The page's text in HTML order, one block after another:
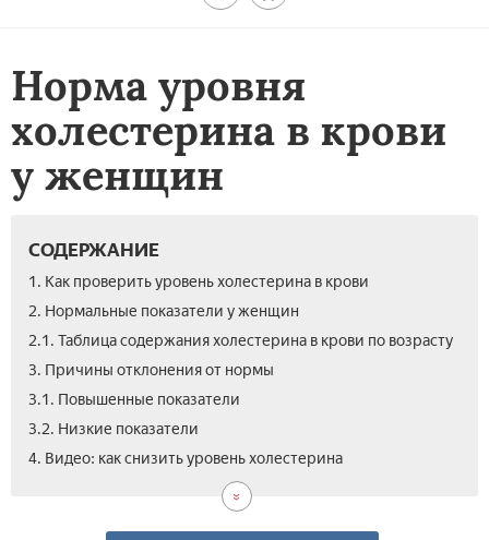
Норма уровня
холестерина в крови
у женщин
СОДЕРЖАНИЕ
1. Как проверить уровень холестерина в крови
2. Нормальные показатели у женщин
2.1. Таблица содержания холестерина в крови по возрасту
3. Причины отклонения от нормы
3.1. Повышенные показатели
3.2. Низкие показатели
4. Видео: как снизить уровень холестерина